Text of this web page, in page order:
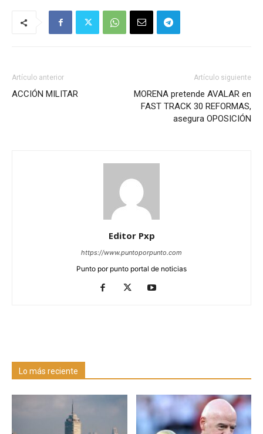
Artículo anterior
ACCIÓN MILITAR
Artículo siguiente
MORENA pretende AVALAR en
FAST TRACK 30 REFORMAS,
asegura OPOSICIÓN
Editor Pxp
https://www.puntoporpunto.com
Punto por punto portal de noticias
Lo más reciente